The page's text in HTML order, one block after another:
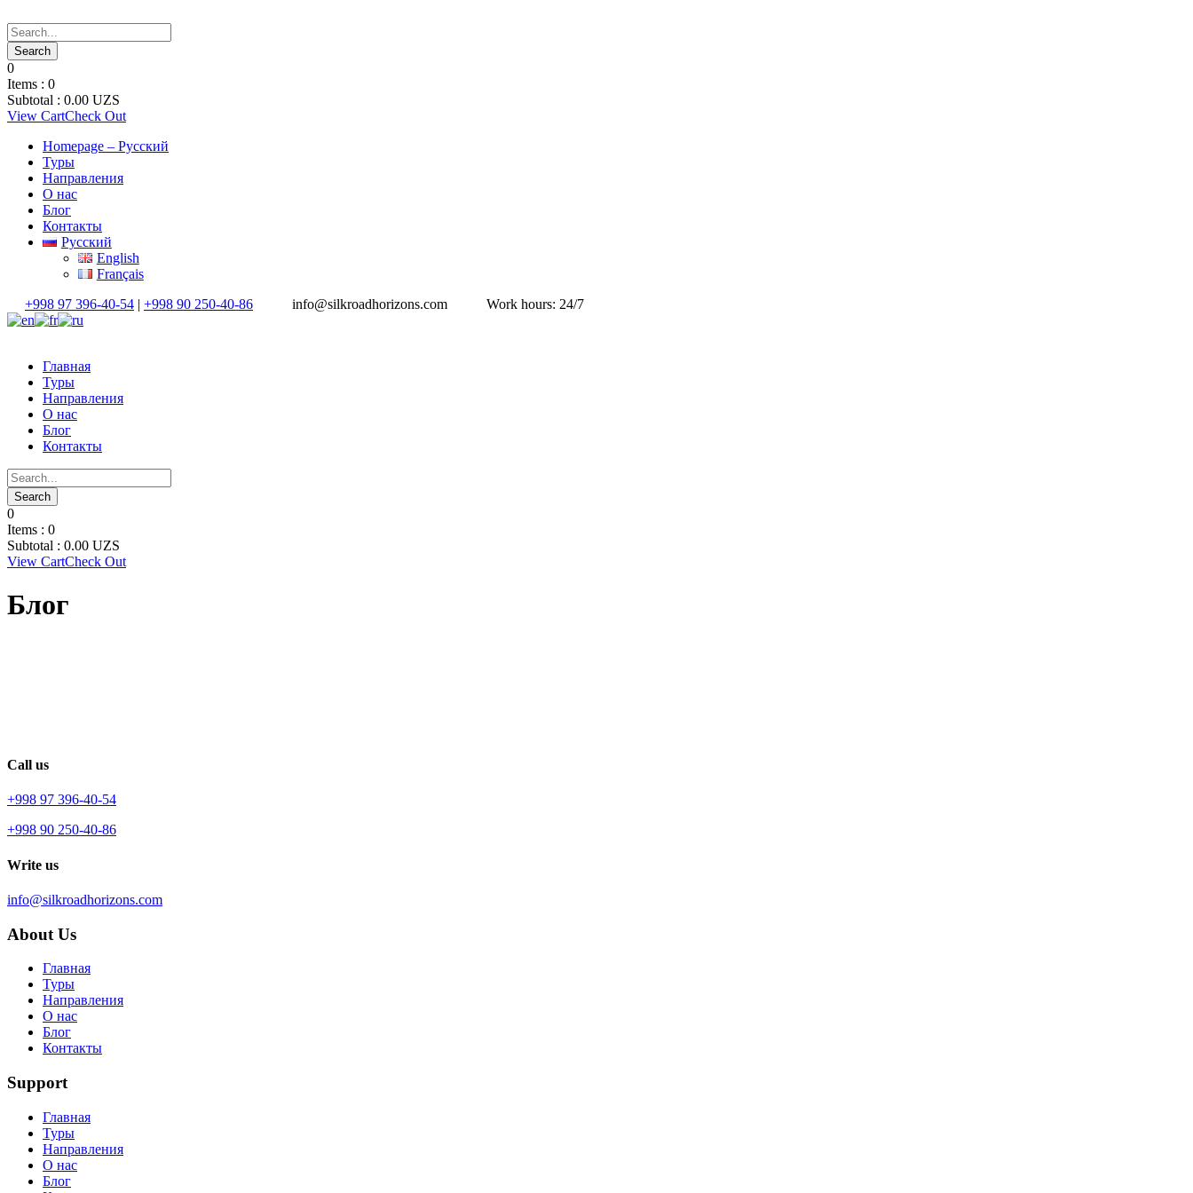
0
Items : 0
Subtotal : 0.00 UZS
View CartCheck Out
Homepage – Русский
Туры
Направления
О нас
Блог
Контакты
Русский
English
Français
+998 97 396-40-54 | +998 90 250-40-86 info@silkroadhorizons.com Work hours: 24/7
Главная
Туры
Направления
О нас
Блог
Контакты
0
Items : 0
Subtotal : 0.00 UZS
View CartCheck Out
Блог
Call us
+998 97 396-40-54
+998 90 250-40-86
Write us
info@silkroadhorizons.com
About Us
Главная
Туры
Направления
О нас
Блог
Контакты
Support
Главная
Туры
Направления
О нас
Блог